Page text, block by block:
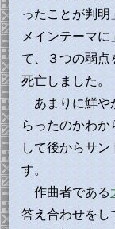
ったことが判
メインテーマ
て、３つの弱点
死亡しました。
あまりに鮮や
らったのかわか
して後からサ
す。
作曲者である
答え合わせをし